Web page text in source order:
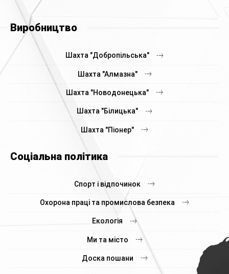
Виробництво
Шахта "Добропільська"
Шахта "Алмазна"
Шахта "Новодонецька"
Шахта "Білицька"
Шахта "Піонер"
Соціальна політика
Спорт і відпочинок
Охорона праці та промислова безпека
Екологія
Ми та місто
Доска пошани